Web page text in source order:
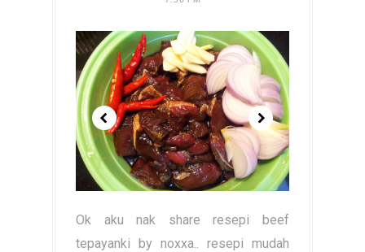
Ok aku nak share resepi beef
tepayanki by noxxa.. resepi mudah